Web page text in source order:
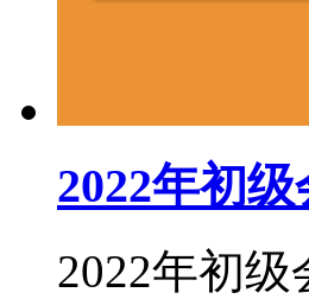
2022年初
2022年初